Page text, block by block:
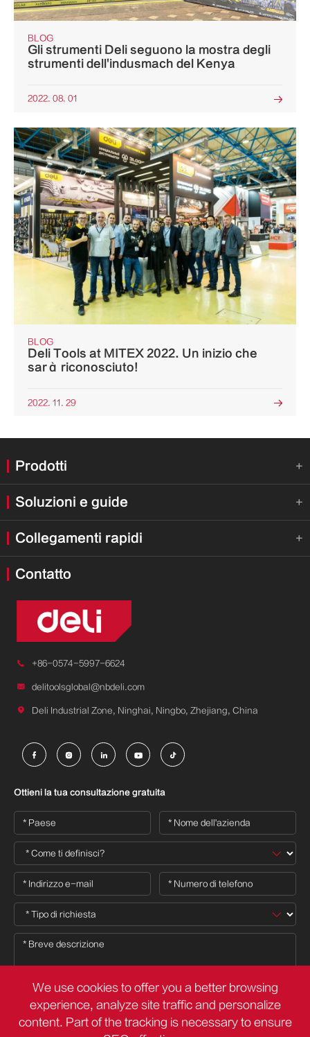
BLOG
Gli strumenti Deli seguono la mostra degli
strumenti dell'indusmach del Kenya
2022. 08. 01 
BLOG
Deli Tools at MITEX 2022. Un inizio che
sarà riconosciuto!
2022. 11. 29 
Prodotti 
Soluzioni e guide 
Collegamenti rapidi 
Contatto
 +86-0574-5997-6624
 delitoolsglobal@nbdeli.com
 Deli Industrial Zone, Ninghai, Ningbo, Zhejiang, China
    
Ottieni la tua consultazione gratuita
We use cookies to offer you a better browsing
experience, analyze site traffic and personalize
content. Part of the tracking is necessary to ensure